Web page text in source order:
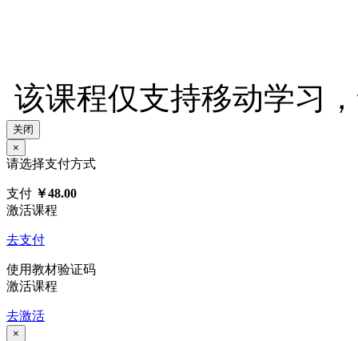
该课程仅支持移动学习
关闭
×
请选择支付方式
支付 ￥48.00
激活课程
去支付
使用教材验证码
激活课程
去激活
×